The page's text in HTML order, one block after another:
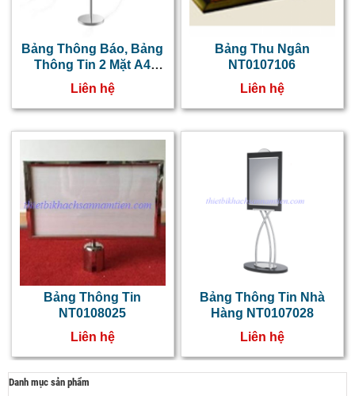
Bảng Thông Báo, Bảng
Thông Tin 2 Mặt A4
Tăng Giảm Chiều Cao
NT0107063
Liên hệ
Bảng Thu Ngân
NT0107106
Liên hệ
Bảng Thông Tin
NT0108025
Liên hệ
Bảng Thông Tin Nhà
Hàng NT0107028
Liên hệ
Danh mục sản phẩm